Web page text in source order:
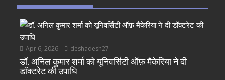
Apr 6, 2026 deshadesh27
डॉ. अनिल कुमार शर्मा को यूनिवर्सिटी ऑफ़ मैकेरिया ने दी
डॉक्टरेट की उपाधि